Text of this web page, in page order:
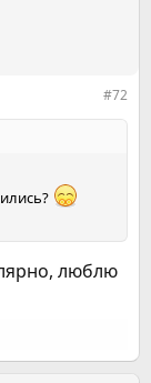
#72
люблю